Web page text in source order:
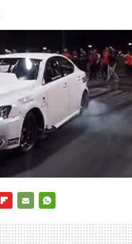
MAIL